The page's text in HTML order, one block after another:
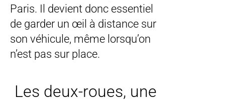
Paris. Il devient donc essentiel
de garder un œil à distance sur
son véhicule, même lorsqu’on
n’est pas sur place.
Les deux-roues, une